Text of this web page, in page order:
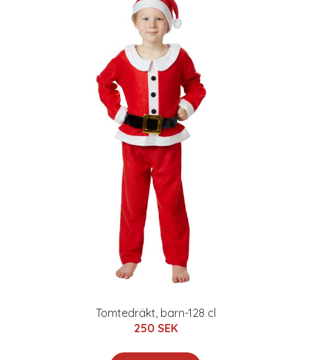
Tomtedräkt, barn-128 cl
250 SEK